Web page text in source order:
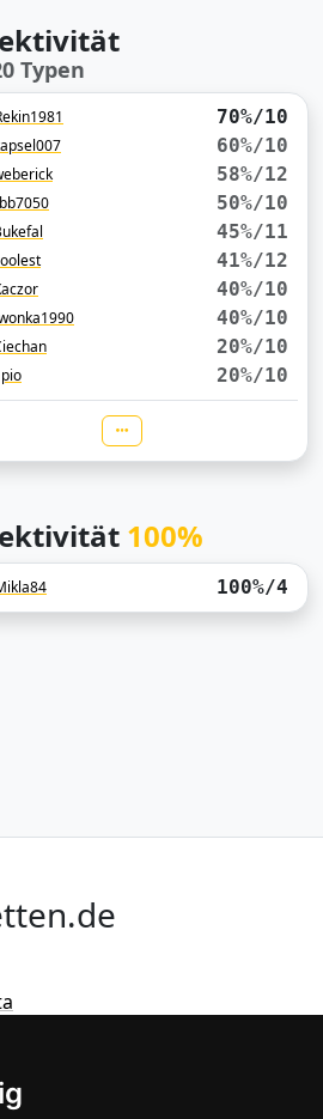
Typen
70%/10
60%/10
58%/12
50%/10
45%/11
41%/12
40%/10
40%/10
20%/10
pio 20%/10
100%
100%/4